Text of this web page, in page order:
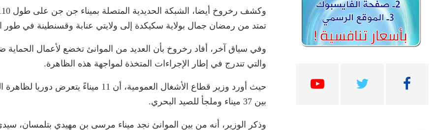
تمتد من رمضان جمال بولاية سكيكدة إلى ولايتي عنابة وقسنطينة في طور
وفي سياق آخر، أفاد رخروخ بأن العديد من الموانئ تخضع لأعمال الحماية
والتي تندرج في إطار الإجراءات المتخذة لمواجهة هذه الظاهرة.
حيث أورد وزير قطاع الأشغال العمومية، أن 11 ميناءً يتعرض
بين 37 ميناء وملجأ للصيد البحري.
وذكر الوزير، أنه من بين الموانئ نجد ميناء مرسى بن مهيدي بتلمسان،